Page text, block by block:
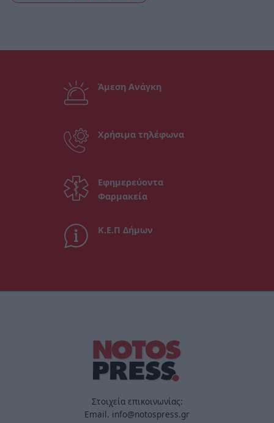
Άμεση Ανάγκη
Χρήσιμα τηλέφωνα
Εφημερεύοντα
Φαρμακεία
Κ.Ε.Π Δήμων
Στοιχεία επικοινωνίας:
Email. info@notospress.gr